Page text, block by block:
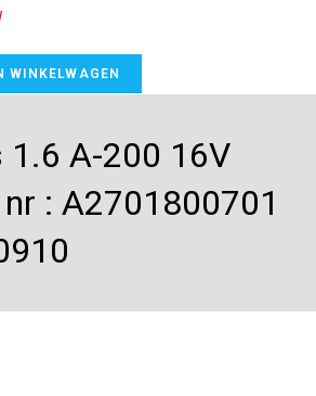
WINKELWAGEN
1.6 A-200 16V
: A2701800701